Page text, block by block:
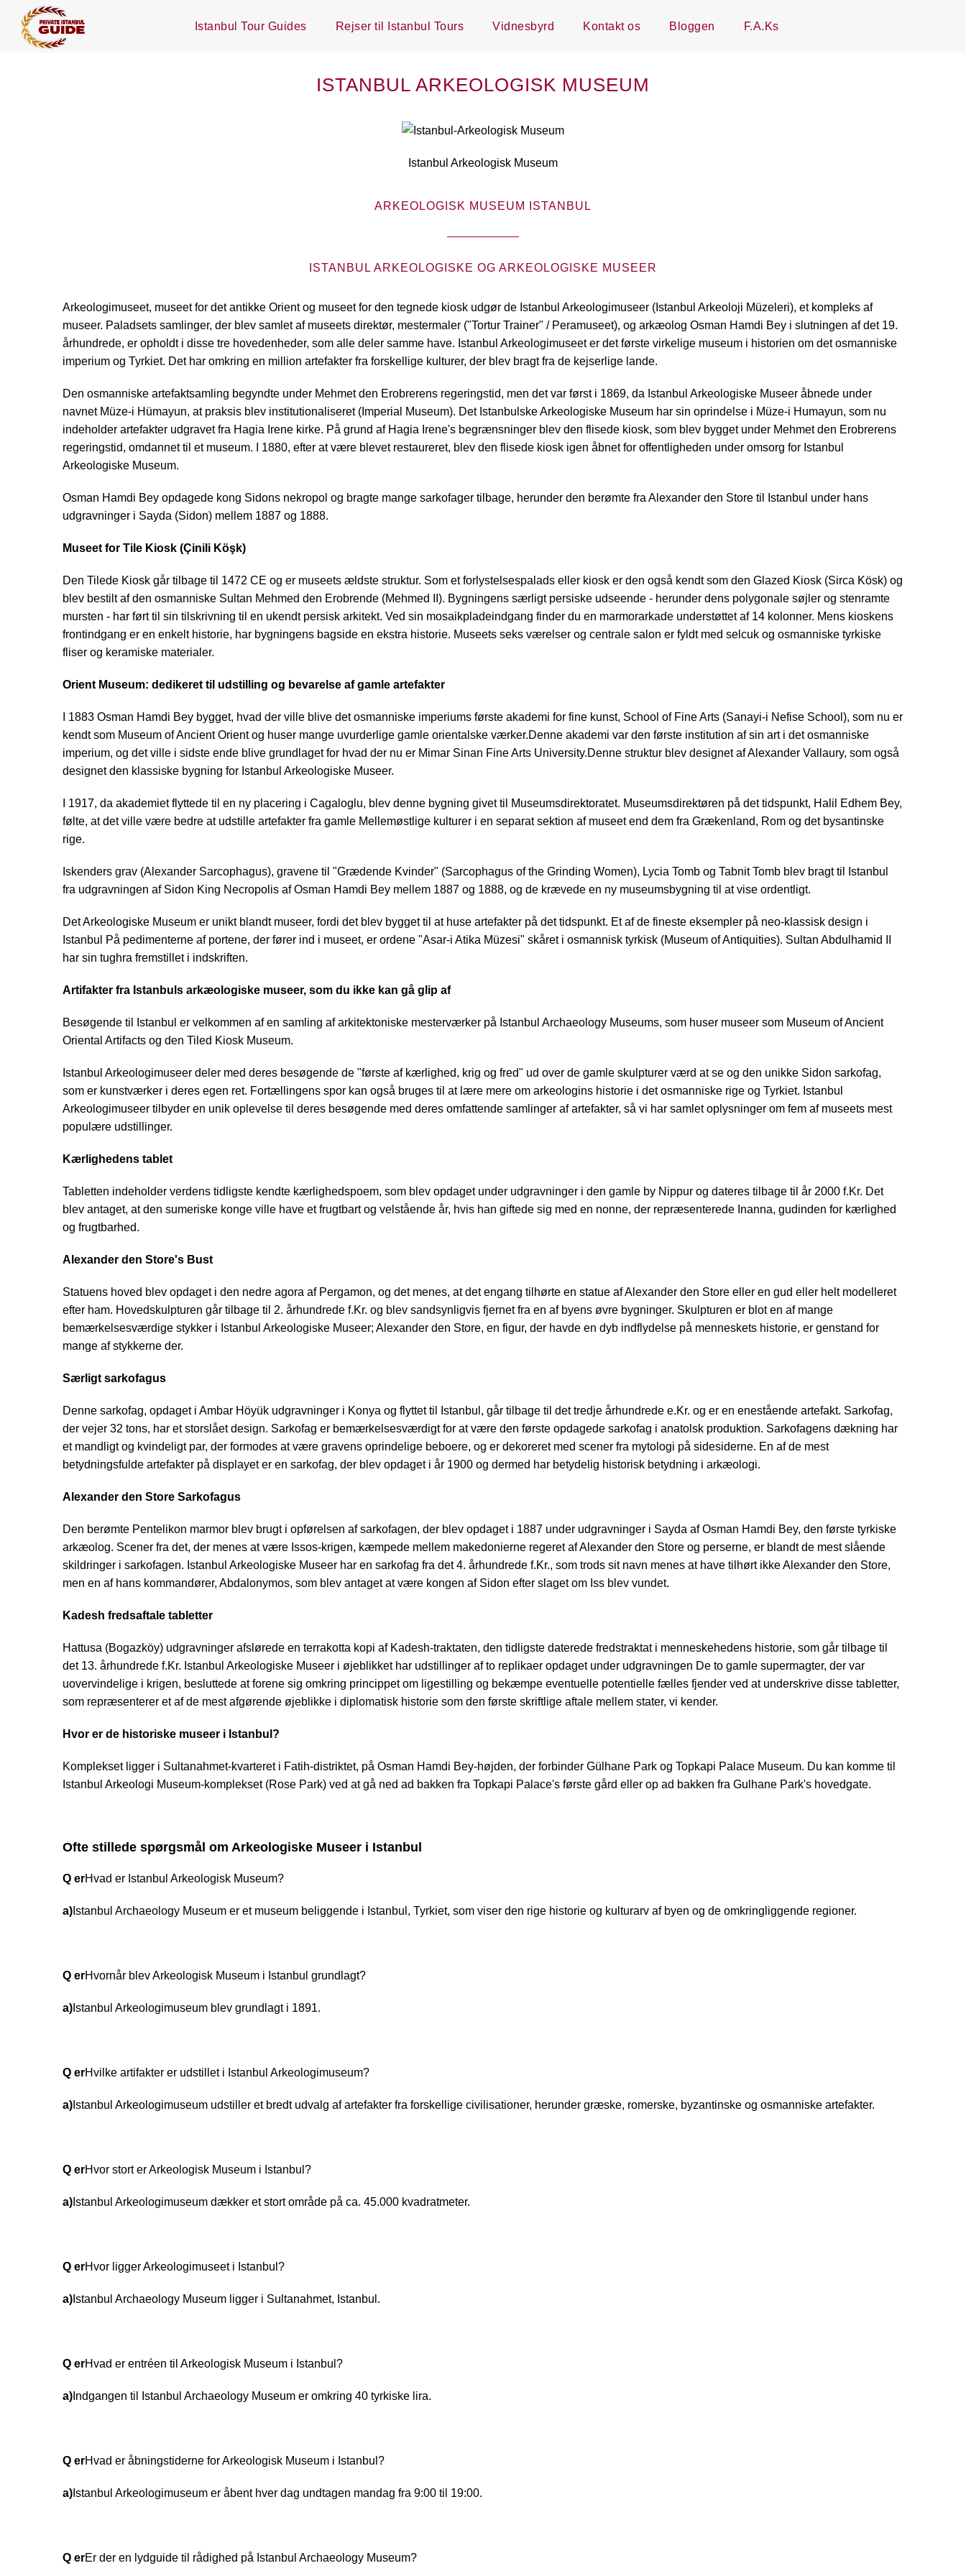
Istanbul Tour Guides Rejser til Istanbul Tours Vidnesbyrd Kontakt os Bloggen F.A.Ks
ISTANBUL ARKEOLOGISK MUSEUM
Istanbul Arkeologisk Museum
ARKEOLOGISK MUSEUM ISTANBUL
ISTANBUL ARKEOLOGISKE OG ARKEOLOGISKE MUSEER
Arkeologimuseet, museet for det antikke Orient og museet for den tegnede kiosk udgør de Istanbul Arkeologimuseer (Istanbul Arkeoloji Müzeleri), et kompleks af
museer. Paladsets samlinger, der blev samlet af museets direktør, mestermaler ("Tortur Trainer" / Peramuseet), og arkæolog Osman Hamdi Bey i slutningen af det 19.
århundrede, er opholdt i disse tre hovedenheder, som alle deler samme have. Istanbul Arkeologimuseet er det første virkelige museum i historien om det osmanniske
imperium og Tyrkiet. Det har omkring en million artefakter fra forskellige kulturer, der blev bragt fra de kejserlige lande.
Den osmanniske artefaktsamling begyndte under Mehmet den Erobrerens regeringstid, men det var først i 1869, da Istanbul Arkeologiske Museer åbnede under
navnet Müze-i Hümayun, at praksis blev institutionaliseret (Imperial Museum). Det Istanbulske Arkeologiske Museum har sin oprindelse i Müze-i Humayun, som nu
indeholder artefakter udgravet fra Hagia Irene kirke. På grund af Hagia Irene's begrænsninger blev den flisede kiosk, som blev bygget under Mehmet den Erobrerens
regeringstid, omdannet til et museum. I 1880, efter at være blevet restaureret, blev den flisede kiosk igen åbnet for offentligheden under omsorg for Istanbul
Arkeologiske Museum.
Osman Hamdi Bey opdagede kong Sidons nekropol og bragte mange sarkofager tilbage, herunder den berømte fra Alexander den Store til Istanbul under hans
udgravninger i Sayda (Sidon) mellem 1887 og 1888.
Museet for Tile Kiosk (Çinili Köşk)
Den Tilede Kiosk går tilbage til 1472 CE og er museets ældste struktur. Som et forlystelsespalads eller kiosk er den også kendt som den Glazed Kiosk (Sirca Kösk) og
blev bestilt af den osmanniske Sultan Mehmed den Erobrende (Mehmed II). Bygningens særligt persiske udseende - herunder dens polygonale søjler og stenramte
mursten - har ført til sin tilskrivning til en ukendt persisk arkitekt. Ved sin mosaikpladeindgang finder du en marmorarkade understøttet af 14 kolonner. Mens kioskens
frontindgang er en enkelt historie, har bygningens bagside en ekstra historie. Museets seks værelser og centrale salon er fyldt med selcuk og osmanniske tyrkiske
fliser og keramiske materialer.
Orient Museum: dedikeret til udstilling og bevarelse af gamle artefakter
I 1883 Osman Hamdi Bey bygget, hvad der ville blive det osmanniske imperiums første akademi for fine kunst, School of Fine Arts (Sanayi-i Nefise School), som nu er
kendt som Museum of Ancient Orient og huser mange uvurderlige gamle orientalske værker.Denne akademi var den første institution af sin art i det osmanniske
imperium, og det ville i sidste ende blive grundlaget for hvad der nu er Mimar Sinan Fine Arts University.Denne struktur blev designet af Alexander Vallaury, som også
designet den klassiske bygning for Istanbul Arkeologiske Museer.
I 1917, da akademiet flyttede til en ny placering i Cagaloglu, blev denne bygning givet til Museumsdirektoratet. Museumsdirektøren på det tidspunkt, Halil Edhem Bey,
følte, at det ville være bedre at udstille artefakter fra gamle Mellemøstlige kulturer i en separat sektion af museet end dem fra Grækenland, Rom og det bysantinske
rige.
Iskenders grav (Alexander Sarcophagus), gravene til "Grædende Kvinder" (Sarcophagus of the Grinding Women), Lycia Tomb og Tabnit Tomb blev bragt til Istanbul
fra udgravningen af Sidon King Necropolis af Osman Hamdi Bey mellem 1887 og 1888, og de krævede en ny museumsbygning til at vise ordentligt.
Det Arkeologiske Museum er unikt blandt museer, fordi det blev bygget til at huse artefakter på det tidspunkt. Et af de fineste eksempler på neo-klassisk design i
Istanbul På pedimenterne af portene, der fører ind i museet, er ordene "Asar-i Atika Müzesi" skåret i osmannisk tyrkisk (Museum of Antiquities). Sultan Abdulhamid II
har sin tughra fremstillet i indskriften.
Artifakter fra Istanbuls arkæologiske museer, som du ikke kan gå glip af
Besøgende til Istanbul er velkommen af en samling af arkitektoniske mesterværker på Istanbul Archaeology Museums, som huser museer som Museum of Ancient
Oriental Artifacts og den Tiled Kiosk Museum.
Istanbul Arkeologimuseer deler med deres besøgende de "første af kærlighed, krig og fred" ud over de gamle skulpturer værd at se og den unikke Sidon sarkofag,
som er kunstværker i deres egen ret. Fortællingens spor kan også bruges til at lære mere om arkeologins historie i det osmanniske rige og Tyrkiet. Istanbul
Arkeologimuseer tilbyder en unik oplevelse til deres besøgende med deres omfattende samlinger af artefakter, så vi har samlet oplysninger om fem af museets mest
populære udstillinger.
Kærlighedens tablet
Tabletten indeholder verdens tidligste kendte kærlighedspoem, som blev opdaget under udgravninger i den gamle by Nippur og dateres tilbage til år 2000 f.Kr. Det
blev antaget, at den sumeriske konge ville have et frugtbart og velstående år, hvis han giftede sig med en nonne, der repræsenterede Inanna, gudinden for kærlighed
og frugtbarhed.
Alexander den Store's Bust
Statuens hoved blev opdaget i den nedre agora af Pergamon, og det menes, at det engang tilhørte en statue af Alexander den Store eller en gud eller helt modelleret
efter ham. Hovedskulpturen går tilbage til 2. århundrede f.Kr. og blev sandsynligvis fjernet fra en af byens øvre bygninger. Skulpturen er blot en af mange
bemærkelsesværdige stykker i Istanbul Arkeologiske Museer; Alexander den Store, en figur, der havde en dyb indflydelse på menneskets historie, er genstand for
mange af stykkerne der.
Særligt sarkofagus
Denne sarkofag, opdaget i Ambar Höyük udgravninger i Konya og flyttet til Istanbul, går tilbage til det tredje århundrede e.Kr. og er en enestående artefakt. Sarkofag,
der vejer 32 tons, har et storslået design. Sarkofag er bemærkelsesværdigt for at være den første opdagede sarkofag i anatolsk produktion. Sarkofagens dækning har
et mandligt og kvindeligt par, der formodes at være gravens oprindelige beboere, og er dekoreret med scener fra mytologi på sidesiderne. En af de mest
betydningsfulde artefakter på displayet er en sarkofag, der blev opdaget i år 1900 og dermed har betydelig historisk betydning i arkæologi.
Alexander den Store Sarkofagus
Den berømte Pentelikon marmor blev brugt i opførelsen af sarkofagen, der blev opdaget i 1887 under udgravninger i Sayda af Osman Hamdi Bey, den første tyrkiske
arkæolog. Scener fra det, der menes at være Issos-krigen, kæmpede mellem makedonierne regeret af Alexander den Store og perserne, er blandt de mest slående
skildringer i sarkofagen. Istanbul Arkeologiske Museer har en sarkofag fra det 4. århundrede f.Kr., som trods sit navn menes at have tilhørt ikke Alexander den Store,
men en af hans kommandører, Abdalonymos, som blev antaget at være kongen af Sidon efter slaget om Iss blev vundet.
Kadesh fredsaftale tabletter
Hattusa (Bogazköy) udgravninger afslørede en terrakotta kopi af Kadesh-traktaten, den tidligste daterede fredstraktat i menneskehedens historie, som går tilbage til
det 13. århundrede f.Kr. Istanbul Arkeologiske Museer i øjeblikket har udstillinger af to replikaer opdaget under udgravningen De to gamle supermagter, der var
uovervindelige i krigen, besluttede at forene sig omkring princippet om ligestilling og bekæmpe eventuelle potentielle fælles fjender ved at underskrive disse tabletter,
som repræsenterer et af de mest afgørende øjeblikke i diplomatisk historie som den første skriftlige aftale mellem stater, vi kender.
Hvor er de historiske museer i Istanbul?
Komplekset ligger i Sultanahmet-kvarteret i Fatih-distriktet, på Osman Hamdi Bey-højden, der forbinder Gülhane Park og Topkapi Palace Museum. Du kan komme til
Istanbul Arkeologi Museum-komplekset (Rose Park) ved at gå ned ad bakken fra Topkapi Palace's første gård eller op ad bakken fra Gulhane Park's hovedgate.
Ofte stillede spørgsmål om Arkeologiske Museer i Istanbul
Q erHvad er Istanbul Arkeologisk Museum?
a) Istanbul Archaeology Museum er et museum beliggende i Istanbul, Tyrkiet, som viser den rige historie og kulturarv af byen og de omkringliggende regioner.
Q erHvornår blev Arkeologisk Museum i Istanbul grundlagt?
a) Istanbul Arkeologimuseum blev grundlagt i 1891.
Q erHvilke artifakter er udstillet i Istanbul Arkeologimuseum?
a) Istanbul Arkeologimuseum udstiller et bredt udvalg af artefakter fra forskellige civilisationer, herunder græske, romerske, byzantinske og osmanniske artefakter.
Q erHvor stort er Arkeologisk Museum i Istanbul?
a) Istanbul Arkeologimuseum dækker et stort område på ca. 45.000 kvadratmeter.
Q erHvor ligger Arkeologimuseet i Istanbul?
a) Istanbul Archaeology Museum ligger i Sultanahmet, Istanbul.
Q erHvad er entréen til Arkeologisk Museum i Istanbul?
a) Indgangen til Istanbul Archaeology Museum er omkring 40 tyrkiske lira.
Q erHvad er åbningstiderne for Arkeologisk Museum i Istanbul?
a) Istanbul Arkeologimuseum er åbent hver dag undtagen mandag fra 9:00 til 19:00.
Q erEr der en lydguide til rådighed på Istanbul Archaeology Museum?